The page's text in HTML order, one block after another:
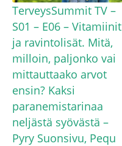
TerveysSummit TV –
S01 – E06 – Vitamiinit
ja ravintolisät. Mitä,
milloin, paljonko vai
mittauttaako arvot
ensin? Kaksi
paranemistarinaa
neljästä syövästä –
Pyry Suonsivu, Pequ